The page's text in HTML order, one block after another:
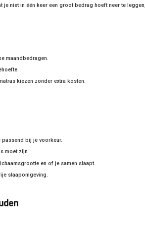
je niet in één keer een groot bedrag hoeft neer te
maandbedragen.
kiezen zonder extra kosten.
bij je voorkeur.
moet zijn.
en of je samen slaapt.
slaapomgeving.